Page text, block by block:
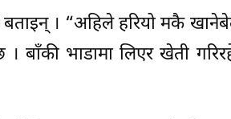
। “अहिले हरियो मकै
बाँकी भाडामा लिएर खेती